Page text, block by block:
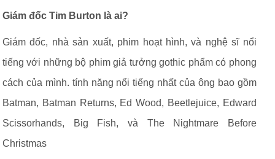
Giám đốc Tim Burton là ai?
Giám đốc, nhà sản xuất, phim hoạt hình, và nghệ sĩ nổi
tiếng với những bộ phim giả tưởng gothic phẩm có phong
cách của mình. tính năng nổi tiếng nhất của ông bao gồm
Batman, Batman Returns, Ed Wood, Beetlejuice, Edward
Scissorhands, Big Fish, và The Nightmare Before
Christmas